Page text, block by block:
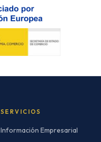
SERVICIOS
Información Empresarial